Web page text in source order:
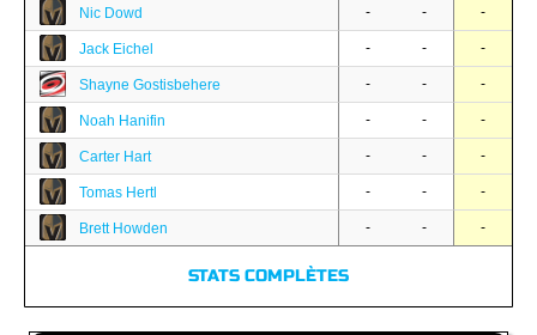
Nic Dowd - - -
Jack Eichel - - -
Shayne Gostisbehere - - -
Noah Hanifin - - -
Carter Hart - - -
Tomas Hertl - - -
Brett Howden - - -
STATS COMPLÈTES